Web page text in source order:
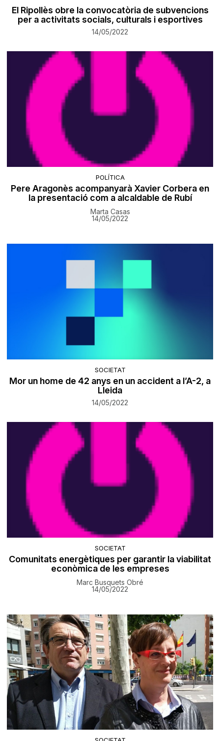
El Ripollès obre la convocatòria de subvencions
per a activitats socials, culturals i esportives
14/05/2022
POLÍTICA
Pere Aragonès acompanyarà Xavier Corbera en
la presentació com a alcaldable de Rubí
Marta Casas
14/05/2022
SOCIETAT
Mor un home de 42 anys en un accident a l’A-2, a
Lleida
14/05/2022
SOCIETAT
Comunitats energètiques per garantir la viabilitat
econòmica de les empreses
Marc Busquets Obré
14/05/2022